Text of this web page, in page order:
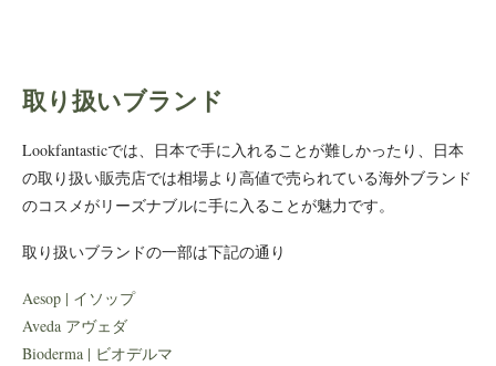
取り扱いブランド
Lookfantasticでは、日本で手に入れることが難しかったり、日本
の取り扱い販売店では相場より高値で売られている海外ブランド
のコスメがリーズナブルに手に入ることが魅力です。
取り扱いブランドの一部は下記の通り
Aesop | イソップ
Aveda アヴェダ
Bioderma | ビオデルマ